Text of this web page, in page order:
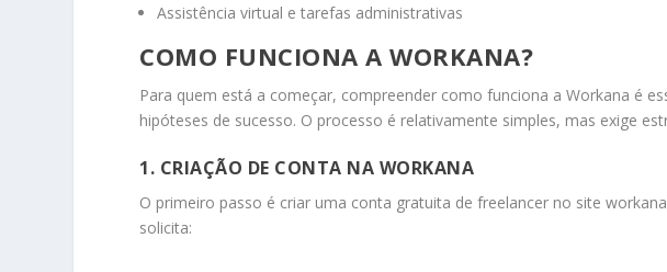
Assistência virtual e tarefas administrativas
COMO FUNCIONA A WORKANA?
Para quem está a começar, compreender como funciona a Workana é
hipóteses de sucesso. O processo é relativamente simples, mas exige
1. CRIAÇÃO DE CONTA NA WORKANA
O primeiro passo é criar uma conta gratuita de freelancer no site
solicita: